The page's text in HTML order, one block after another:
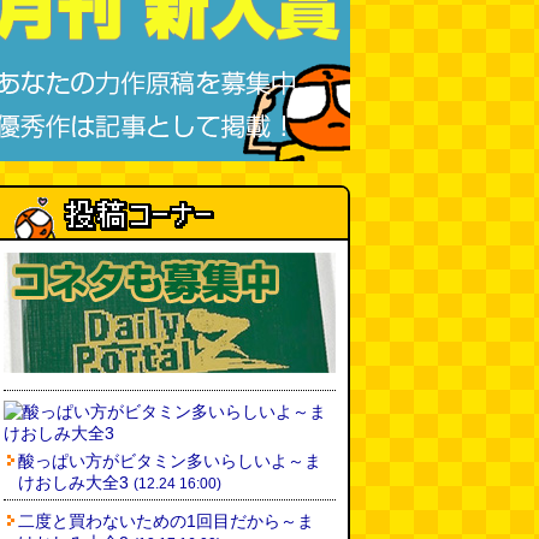
酸っぱい方がビタミン多いらしいよ～ま
けおしみ大全3 (12.24 16:00)
二度と買わないための1回目だから～ま